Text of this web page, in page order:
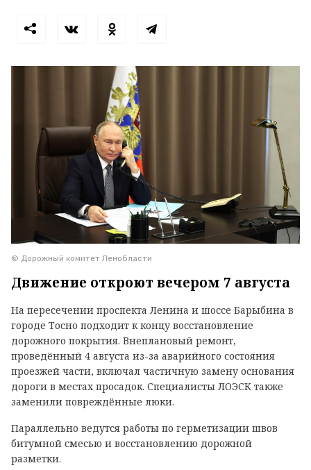
© Дорожный комитет Ленобласти
Движение откроют вечером 7 августа
На пересечении проспекта Ленина и шоссе Барыбина в
городе Тосно подходит к концу восстановление
дорожного покрытия. Внеплановый ремонт,
проведённый 4 августа из-за аварийного состояния
проезжей части, включал частичную замену основания
дороги в местах просадок. Специалисты ЛОЭСК также
заменили повреждённые люки.
Параллельно ведутся работы по герметизации швов
битумной смесью и восстановлению дорожной
разметки.